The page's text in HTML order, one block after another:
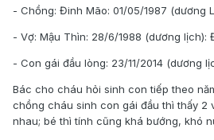
- Chồng: Đinh Mão: 01/05/1987 (dương
- Vợ: Mậu Thìn: 28/6/1988 (dương lịch):
- Con gái đầu lòng: 23/11/2014 (dương
Bác cho cháu hỏi sinh con tiếp theo
chồng cháu sinh con gái đầu thì thấy 2
nhau; bé thì tính cũng khá bướng, khó